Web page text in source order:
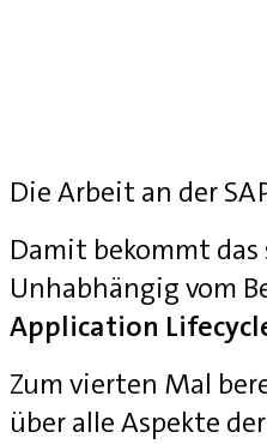
Die Arbeit an der
Damit bekommt
Unhabhängig vom
Application
Zum vierten Mal
über alle Aspekte